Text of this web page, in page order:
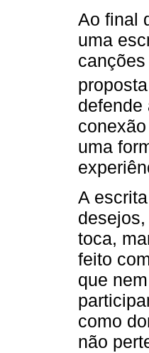
Ao final
uma
defende
uma
A
toca,
feito
que
como
não